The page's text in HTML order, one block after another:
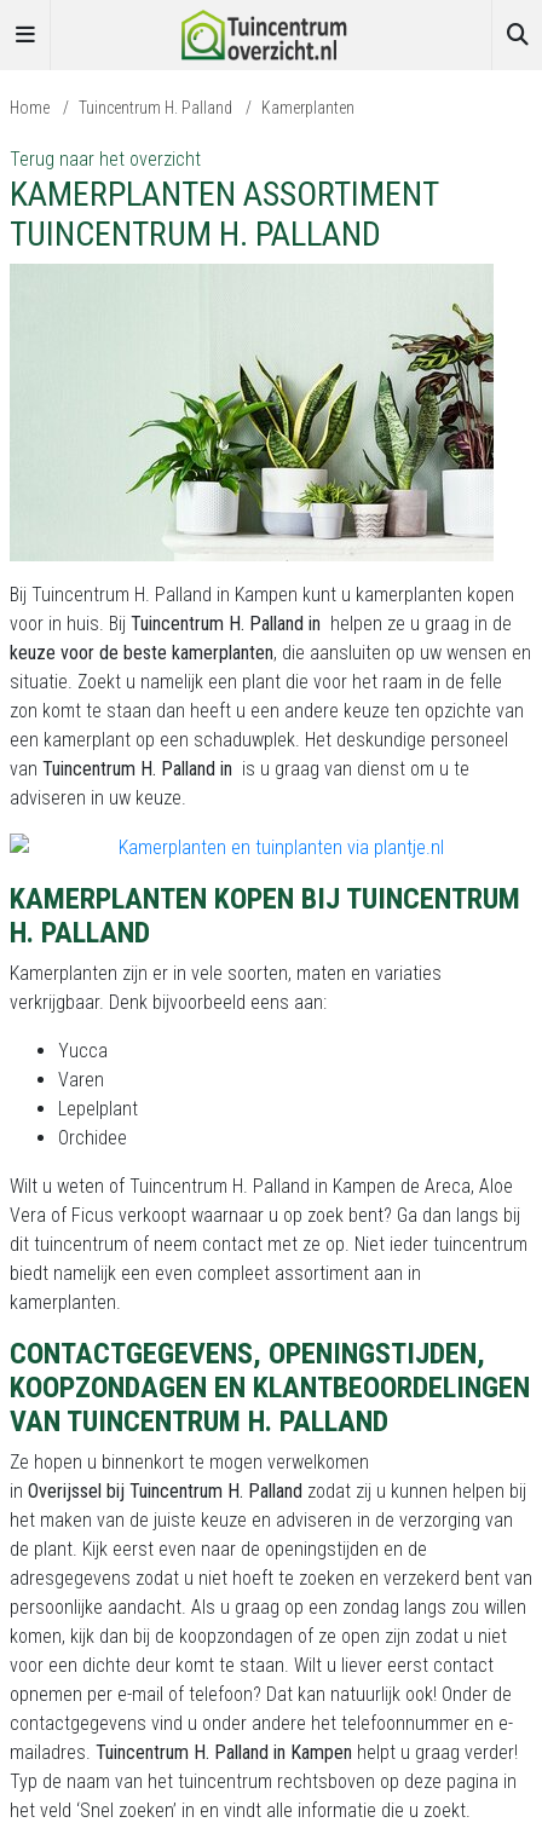
Home / Tuincentrum H. Palland / Kamerplanten
Terug naar het overzicht
KAMERPLANTEN ASSORTIMENT
TUINCENTRUM H. PALLAND
Bij Tuincentrum H. Palland in Kampen kunt u kamerplanten kopen
voor in huis. Bij Tuincentrum H. Palland in helpen ze u graag in de
keuze voor de beste kamerplanten, die aansluiten op uw wensen en
situatie. Zoekt u namelijk een plant die voor het raam in de felle
zon komt te staan dan heeft u een andere keuze ten opzichte van
een kamerplant op een schaduwplek. Het deskundige personeel
van Tuincentrum H. Palland in is u graag van dienst om u te
adviseren in uw keuze.
KAMERPLANTEN KOPEN BIJ TUINCENTRUM
H. PALLAND
Kamerplanten zijn er in vele soorten, maten en variaties
verkrijgbaar. Denk bijvoorbeeld eens aan:
Yucca
Varen
Lepelplant
Orchidee
Wilt u weten of Tuincentrum H. Palland in Kampen de Areca, Aloe
Vera of Ficus verkoopt waarnaar u op zoek bent? Ga dan langs bij
dit tuincentrum of neem contact met ze op. Niet ieder tuincentrum
biedt namelijk een even compleet assortiment aan in
kamerplanten.
CONTACTGEGEVENS, OPENINGSTIJDEN,
KOOPZONDAGEN EN KLANTBEOORDELINGEN
VAN TUINCENTRUM H. PALLAND
Ze hopen u binnenkort te mogen verwelkomen
in Overijssel bij Tuincentrum H. Palland zodat zij u kunnen helpen bij
het maken van de juiste keuze en adviseren in de verzorging van
de plant. Kijk eerst even naar de openingstijden en de
adresgegevens zodat u niet hoeft te zoeken en verzekerd bent van
persoonlijke aandacht. Als u graag op een zondag langs zou willen
komen, kijk dan bij de koopzondagen of ze open zijn zodat u niet
voor een dichte deur komt te staan. Wilt u liever eerst contact
opnemen per e-mail of telefoon? Dat kan natuurlijk ook! Onder de
contactgegevens vind u onder andere het telefoonnummer en e-
mailadres. Tuincentrum H. Palland in Kampen helpt u graag verder!
Typ de naam van het tuincentrum rechtsboven op deze pagina in
het veld ‘Snel zoeken’ in en vindt alle informatie die u zoekt.